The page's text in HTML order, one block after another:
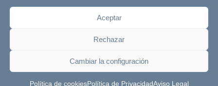
Aceptar
Rechazar
Cambiar la configuración
Política de cookiesPolítica de PrivacidadAviso Legal
Aviso Legal
Política de cookies
Canal de denuncias